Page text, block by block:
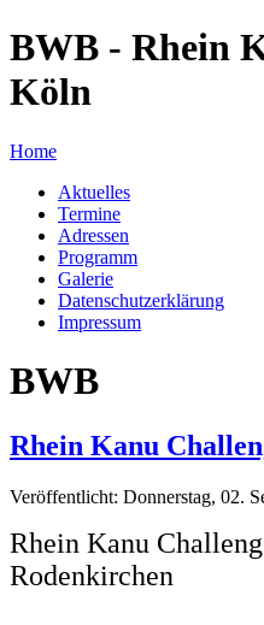
BWB - Rhein
Köln
Home
Aktuelles
Termine
Adressen
Programm
Galerie
Datenschutzerklärung
Impressum
BWB
Rhein Kanu
Veröffentlicht: Donnerstag, 02.
Rhein Kanu
Rodenkirchen